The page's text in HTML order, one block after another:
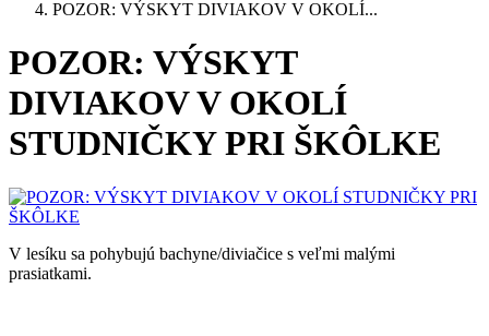
POZOR: VÝSKYT DIVIAKOV V OKOLÍ...
POZOR: VÝSKYT
DIVIAKOV V OKOLÍ
STUDNIČKY PRI ŠKÔLKE
V lesíku sa pohybujú bachyne/diviačice s veľmi malými
prasiatkami.